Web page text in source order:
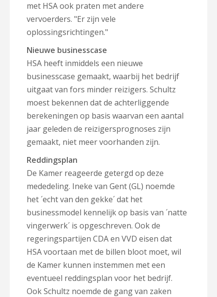
met HSA ook praten met andere
vervoerders. "Er zijn vele
oplossingsrichtingen."
Nieuwe businesscase
HSA heeft inmiddels een nieuwe
businesscase gemaakt, waarbij het bedrijf
uitgaat van fors minder reizigers. Schultz
moest bekennen dat de achterliggende
berekeningen op basis waarvan een aantal
jaar geleden de reizigersprognoses zijn
gemaakt, niet meer voorhanden zijn.
Reddingsplan
De Kamer reageerde getergd op deze
mededeling. Ineke van Gent (GL) noemde
het ´echt van den gekke´ dat het
businessmodel kennelijk op basis van ´natte
vingerwerk´ is opgeschreven. Ook de
regeringspartijen CDA en VVD eisen dat
HSA voortaan met de billen bloot moet, wil
de Kamer kunnen instemmen met een
eventueel reddingsplan voor het bedrijf.
Ook Schultz noemde de gang van zaken